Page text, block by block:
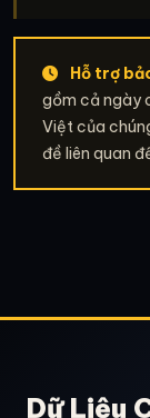
Hỗ trợ
gồm cả ngày
Việt của
đề liên quan
Dữ Liệu